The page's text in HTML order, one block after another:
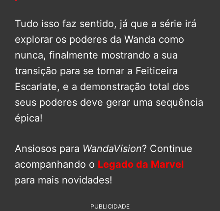
Tudo isso faz sentido, já que a série irá
explorar os poderes da Wanda como
nunca, finalmente mostrando a sua
transição para se tornar a Feiticeira
Escarlate, e a demonstração total dos
seus poderes deve gerar uma sequência
épica!
Ansiosos para WandaVision? Continue
acompanhando o Legado da Marvel
para mais novidades!
PUBLICIDADE